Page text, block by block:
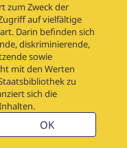
Links
Bestände
zum Zweck der
auf vielfältige
Darin befinden sich
diskriminierende,
sowie
mit den Werten
zu
sich die
OK